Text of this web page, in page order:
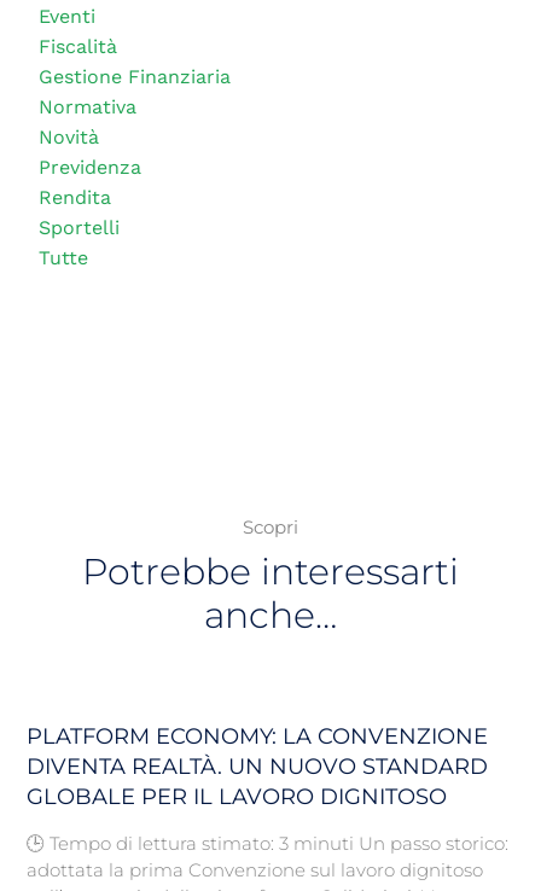
Eventi
Fiscalità
Gestione Finanziaria
Normativa
Novità
Previdenza
Rendita
Sportelli
Tutte
Scopri
Potrebbe interessarti
anche…
PLATFORM ECONOMY: LA CONVENZIONE
DIVENTA REALTÀ. UN NUOVO STANDARD
GLOBALE PER IL LAVORO DIGNITOSO
🕒 Tempo di lettura stimato: 3 minuti Un passo storico:
adottata la prima Convenzione sul lavoro dignitoso